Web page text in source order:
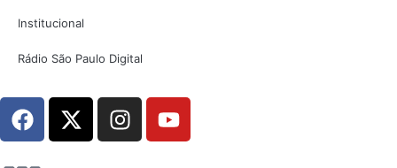
Institucional
Rádio São Paulo Digital